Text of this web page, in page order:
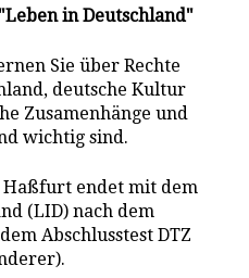
in Deutschland"
Sie über Rechte
deutsche Kultur
Zusamenhänge und
wichtig sind.
endet mit dem
(LID) nach dem
Abschlusstest DTZ